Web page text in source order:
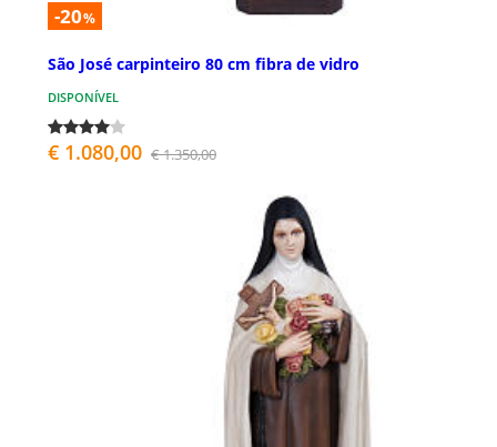
-20%
São José carpinteiro 80 cm fibra de vidro
DISPONÍVEL
€ 1.080,00 € 1.350,00